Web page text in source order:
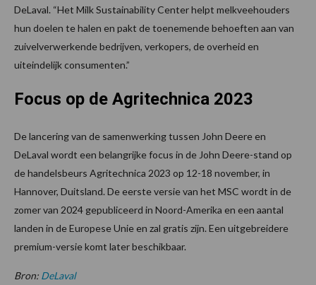
DeLaval. “Het Milk Sustainability Center helpt melkveehouders
hun doelen te halen en pakt de toenemende behoeften aan van
zuivelverwerkende bedrijven, verkopers, de overheid en
uiteindelijk consumenten​.”
Focus op de Agritechnica 2023
De lancering van de samenwerking tussen John Deere en
DeLaval wordt een belangrijke focus in de John Deere-stand op
de handelsbeurs Agritechnica 2023 op 12-18 november, in
Hannover, Duitsland. De eerste versie van het MSC wordt in de
zomer van 2024 gepubliceerd in Noord-Amerika en een aantal
landen in de Europese Unie en zal gratis zijn. Een uitgebreidere
premium-versie komt later beschikbaar.
Bron: DeLaval